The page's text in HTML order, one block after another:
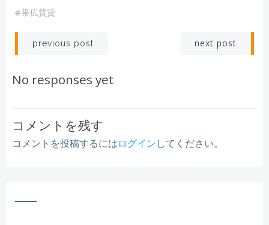
#帯広賃貸
Post
navigation
previous post next post
No responses yet
コメントを残す
コメントを投稿するにはログインしてください。